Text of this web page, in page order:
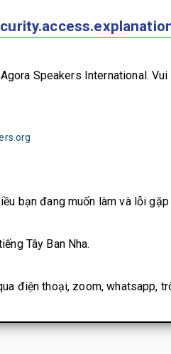
Speakers International.
bạn đang muốn làm và lỗi
Tây Ban Nha.
điện thoại, zoom, whatsapp,